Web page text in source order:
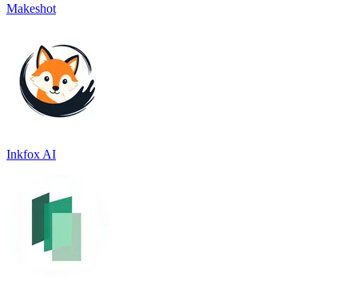
Makeshot
Inkfox AI